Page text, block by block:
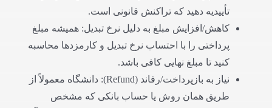
تأییدیه دهید که تراکنش قانونی است.
کاهش‌/افزایش مبلغ به دلیل نرخ تبدیل: همیشه مبلغ
پرداختی را با احتساب نرخ تبدیل و کارمزدها محاسبه
کنید تا مبلغ نهایی کافی باشد.
نیاز به بازپرداخت/رفاند (Refund): دانشگاه معمولاً از
طریق همان روش یا حساب بانکی که مشخص